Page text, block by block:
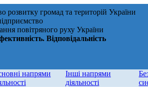
розвитку громад та територій України
повітряного руху України
Відповідальність
напрями
Інші напрями
діяльності